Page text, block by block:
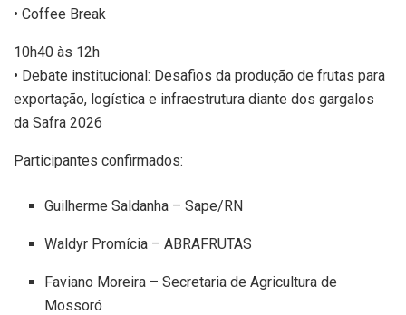
• Coffee Break
10h40 às 12h
• Debate institucional: Desafios da produção de frutas para
exportação, logística e infraestrutura diante dos gargalos
da Safra 2026
Participantes confirmados:
Guilherme Saldanha – Sape/RN
Waldyr Promícia – ABRAFRUTAS
Faviano Moreira – Secretaria de Agricultura de
Mossoró